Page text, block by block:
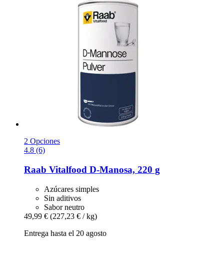
2 Opciones
4.8 (6)
Raab Vitalfood D-​Manosa, 220 g
Azúcares simples
Sin aditivos
Sabor neutro
49,99 € (227,23 € / kg)
Entrega hasta el 20 agosto